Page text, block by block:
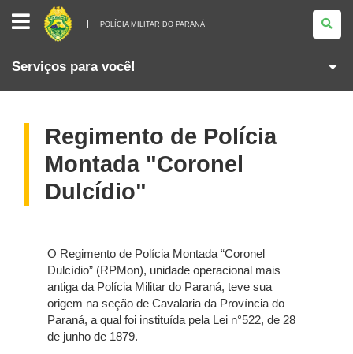
POLÍCIA
MILITAR
DO
PARANÁ
POLÍCIA MILITAR DO PARANÁ
Serviços para você!
Regimento de Polícia
Montada "Coronel
Dulcídio"
O Regimento de Polícia Montada “Coronel
Dulcídio” (RPMon), unidade operacional mais
antiga da Polícia Militar do Paraná, teve sua
origem na seção de Cavalaria da Província do
Paraná, a qual foi instituída pela Lei n°522, de 28
de junho de 1879.